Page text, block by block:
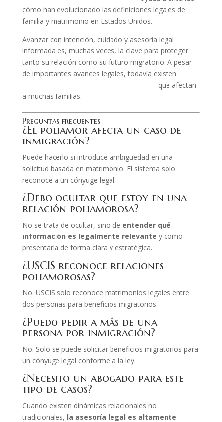
cómo han evolucionado las definiciones legales de
familia y matrimonio en Estados Unidos.
Avanzar con intención, cuidado y asesoría legal
informada es, muchas veces, la clave para proteger
tanto su relación como su futuro migratorio. A pesar
de importantes avances legales, todavía existen
que afectan
a muchas familias.
Preguntas frecuentes
¿El poliamor afecta un caso de
inmigración?
Puede hacerlo si introduce ambigüedad en una
solicitud basada en matrimonio. El sistema solo
reconoce a un cónyuge legal.
¿Debo ocultar que estoy en una
relación poliamorosa?
No se trata de ocultar, sino de entender qué
información es legalmente relevante y cómo
presentarla de forma clara y estratégica.
¿USCIS reconoce relaciones
poliamorosas?
No. USCIS solo reconoce matrimonios legales entre
dos personas para beneficios migratorios.
¿Puedo pedir a más de una
persona por inmigración?
No. Solo se puede solicitar beneficios migratorios para
un cónyuge legal conforme a la ley.
¿Necesito un abogado para este
tipo de casos?
Cuando existen dinámicas relacionales no
tradicionales, la asesoría legal es altamente